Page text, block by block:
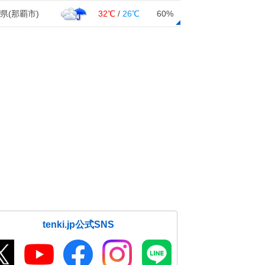
(那覇市) 32℃ / 26℃ 60%
tenki.jp公式SNS